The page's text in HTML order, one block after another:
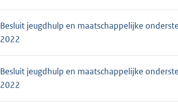
Besluit jeugdhulp en maatschappelijke
2022
Besluit jeugdhulp en maatschappelijke
2022